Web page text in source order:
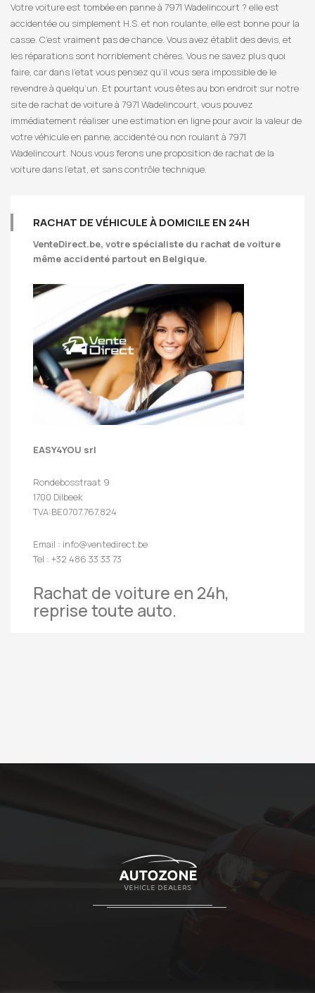
Votre voiture est tombée en panne à 7971 Wadelincourt ? elle est
accidentée ou simplement H.S. et non roulante, elle est bonne pour la
casse. C’est vraiment pas de chance. Vous avez établit des devis, et
les réparations sont horriblement chères. Vous ne savez plus quoi
faire, car dans l’etat vous pensez qu’il vous sera impossible de le
revendre à quelqu’un. Et pourtant vous êtes au bon endroit sur notre
site de rachat de voiture à 7971 Wadelincourt, vous pouvez
immédiatement réaliser une estimation en ligne pour avoir la valeur de
votre véhicule en panne, accidenté ou non roulant à 7971
Wadelincourt. Nous vous ferons une proposition de rachat de la
voiture dans l’etat, et sans contrôle technique.
RACHAT DE VÉHICULE À DOMICILE EN 24H
VenteDirect.be, votre spécialiste du rachat de voiture
même accidenté partout en Belgique.
EASY4YOU srl
Rondebosstraat 9
1700 Dilbeek
TVA:BE0707.767.824
Email : info@ventedirect.be
Tel : +32 486 33 33 73
Rachat de voiture en 24h,
reprise toute auto.